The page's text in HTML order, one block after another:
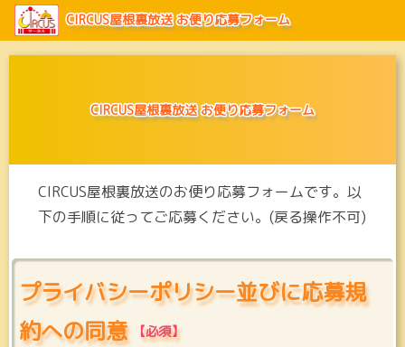
CIRCUS屋根裏放送 お便り応募フォーム
CIRCUS屋根裏放送 お便り応募フォーム
CIRCUS屋根裏放送のお便り応募フォームです。以
下の手順に従ってご応募ください。(戻る操作不可)
プライバシーポリシー並びに応募規
約への同意